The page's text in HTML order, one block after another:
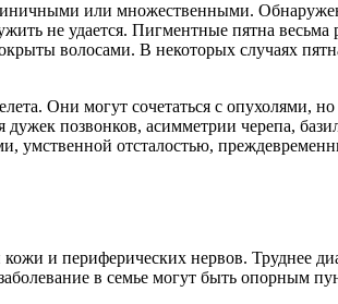
или множественными.
не удается. Пигментные пятна весьма
волосами. В некоторых случаях
Они могут сочетаться с опухолями,
позвонков, асимметрии черепа,
отсталостью,
и периферических нервов. Труднее
в семье могут быть опорным